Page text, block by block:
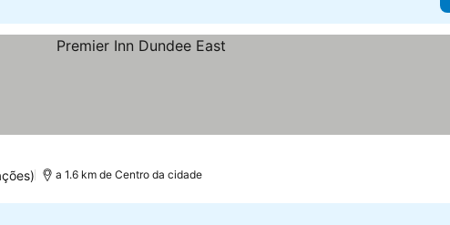
a 1.6 km de Centro da cidade